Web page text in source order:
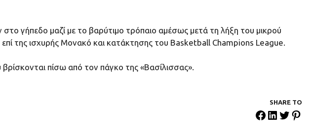
γήπεδο μαζί με το βαρύτιμο τρόπαιο αμέσως μετά τη λήξη του μικρού
της ισχυρής Μονακό και κατάκτησης του Basketball Champions League.
πίσω από τον πάγκο της «Βασίλισσας».
SHARE ΤΟ